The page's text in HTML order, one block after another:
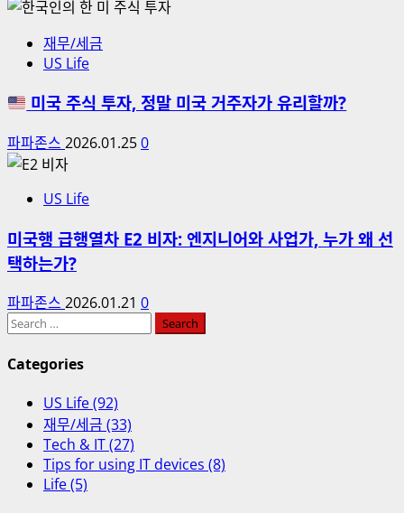
재무/세금
US Life
미국 주식 투자, 정말 미국 거주자가 유리할까?
파파존스 2026.01.250
US Life
미국행 급행열차 E2 비자: 엔지니어와 사업가, 누가 왜 선
택하는가?
파파존스 2026.01.21 0
Search
Categories
US Life (92)
재무/세금 (33)
Tech & IT (27)
Tips for using IT devices (8)
Life (5)